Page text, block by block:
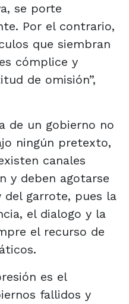
se porte
Por el contrario,
que siembran
cómplice y
de omisión”,
de un gobierno no
ningún pretexto,
canales
y deben agotarse
garrote, pues la
el dialogo y la
el recurso de
es el
fallidos y